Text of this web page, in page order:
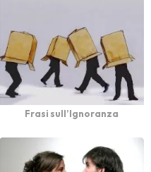
Frasi sull’Ignoranza